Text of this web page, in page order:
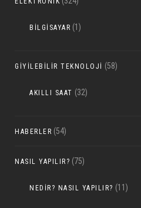
BILGISAYAR (1)
GIYILEBILIR TEKNOLOJI (58)
AKILLI SAAT (32)
HABERLER (54)
NASIL YAPILIR? (75)
NEDIR? NASIL YAPILIR? (11)